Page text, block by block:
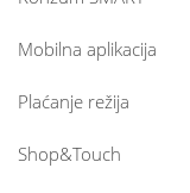
Mobilna aplikacija
Plaćanje režija
Shop&Touch